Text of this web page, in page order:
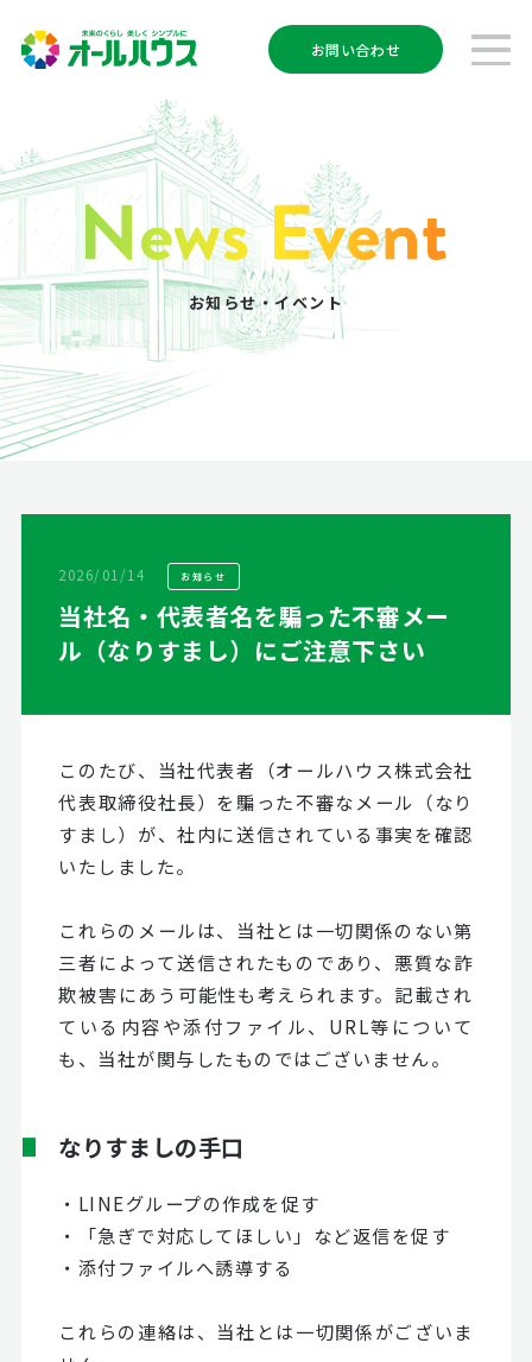
お問い合わせ
お知らせ・イベント
2026/01/14 お知らせ
当社名・代表者名を騙った不審メー
ル（なりすまし）にご注意下さい
このたび、当社代表者（オールハウス株式会社
代表取締役社長）を騙った不審なメール（なり
すまし）が、社内に送信されている事実を確認
いたしました。
これらのメールは、当社とは一切関係のない第
三者によって送信されたものであり、悪質な詐
欺被害にあう可能性も考えられます。記載され
ている内容や添付ファイル、URL等について
も、当社が関与したものではございません。
なりすましの手口
・LINEグループの作成を促す
・「急ぎで対応してほしい」など返信を促す
・添付ファイルへ誘導する
これらの連絡は、当社とは一切関係がございま